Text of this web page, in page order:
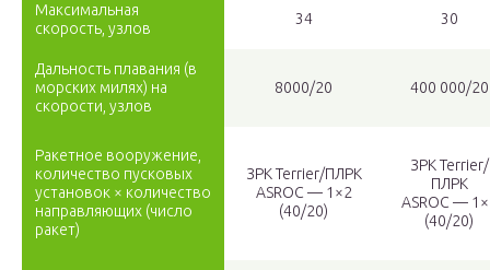
Максимальная
скорость, узлов
34 30
Дальность плавания (в
морских милях) на
скорости, узлов
8000/20 400 000/20
Ракетное вооружение,
количество пусковых
установок × количество
направляющих (число
ракет)
ЗРК Terrier/ПЛРК
ASROC — 1×2
(40/20)
ЗРК Terrier/
ПЛРК
ASROC —
(40/20)